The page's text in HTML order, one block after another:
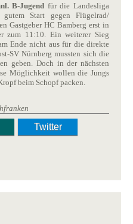
B-Jugend für die Landesliga
Start gegen Flügelrad/
Gastgeber HC Bamberg erst in
zum 11:10. Ein weiterer Sieg
Ende nicht aus für die direkte
SV Nürnberg mussten sich die
geben. Doch in der nächsten
Möglichkeit wollen die Jungs
beim Schopf packen.
Twitter